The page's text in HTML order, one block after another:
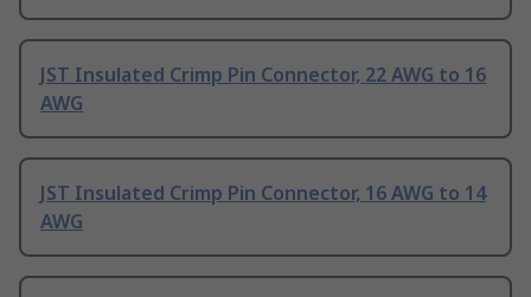
JST Insulated Crimp Pin Connector, 22 AWG to 16
AWG
JST Insulated Crimp Pin Connector, 16 AWG to 14
AWG